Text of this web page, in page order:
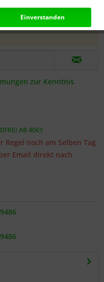
sobald der Artikel
zur Kenntnis
AB 40€!)
noch am Selben Tag
Email direkt nach
Einverstanden